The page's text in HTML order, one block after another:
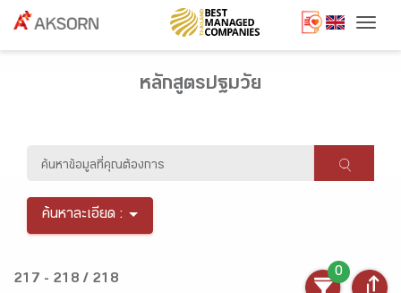
หลักสูตรปฐมวัย
ค้นหาละเอียด :
217 - 218 / 218
0